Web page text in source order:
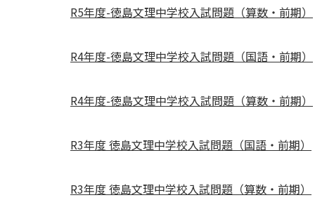
R5年度-徳島文理中学校入試問題（算数・前期）
R4年度-徳島文理中学校入試問題（国語・前期）
R4年度-徳島文理中学校入試問題（算数・前期）
R3年度 徳島文理中学校入試問題（国語・前期）
R3年度 徳島文理中学校入試問題（算数・前期）